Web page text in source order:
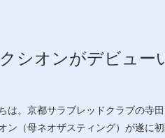
シオンがデビュー
は。京都サラブレッドクラブの寺
ン（母ネオザスティング）が遂に